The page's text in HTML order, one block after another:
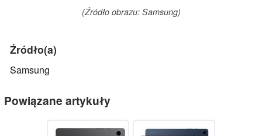
(Źródło obrazu: Samsung)
Źródło(a)
Samsung
Powiązane artykuły